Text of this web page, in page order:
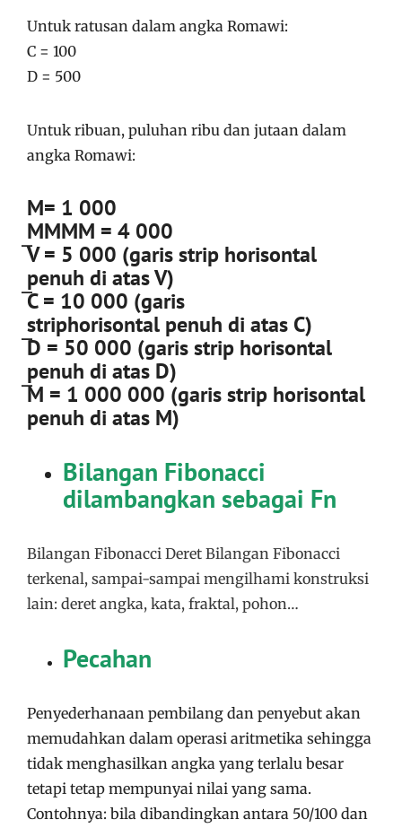
Untuk ratusan dalam angka Romawi:
C = 100
D = 500
Untuk ribuan, puluhan ribu dan jutaan dalam
angka Romawi:
​M= 1 000
MMMM = 4 000
̅V = 5 000 (garis strip horisontal
penuh di atas V)
̅C = 10 000 (garis
striphorisontal penuh di atas C)
̅D = 50 000 (garis strip horisontal
penuh di atas D)
̅M = 1 000 000 (garis strip horisontal
penuh di atas M)
Bilangan Fibonacci
dilambangkan sebagai Fn
Bilangan Fibonacci Deret Bilangan Fibonacci
terkenal, sampai-sampai mengilhami konstruksi
lain: deret angka, kata, fraktal, pohon…
Pecahan
Penyederhanaan pembilang dan penyebut akan
memudahkan dalam operasi aritmetika sehingga
tidak menghasilkan angka yang terlalu besar
tetapi tetap mempunyai nilai yang sama.
Contohnya: bila dibandingkan antara 50/100 dan